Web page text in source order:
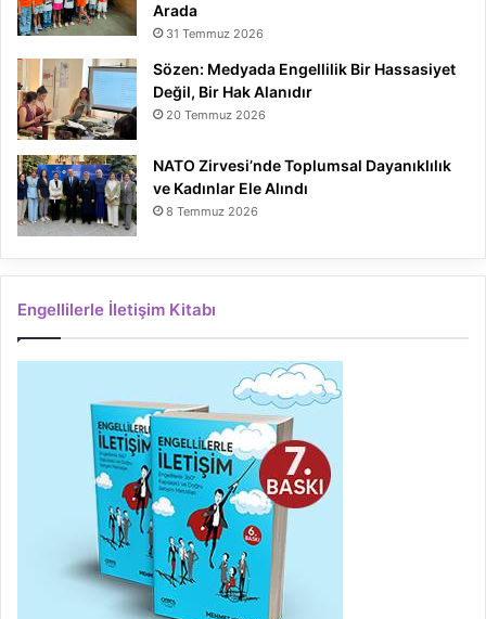
Arada
31 Temmuz 2026
Sözen: Medyada Engellilik Bir Hassasiyet
Değil, Bir Hak Alanıdır
20 Temmuz 2026
NATO Zirvesi’nde Toplumsal Dayanıklılık
ve Kadınlar Ele Alındı
8 Temmuz 2026
Engellilerle İletişim Kitabı